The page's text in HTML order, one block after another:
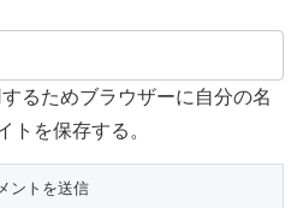
るためブラウザーに自分の名
トを保存する。